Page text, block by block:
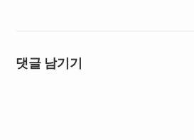
댓글 남기기